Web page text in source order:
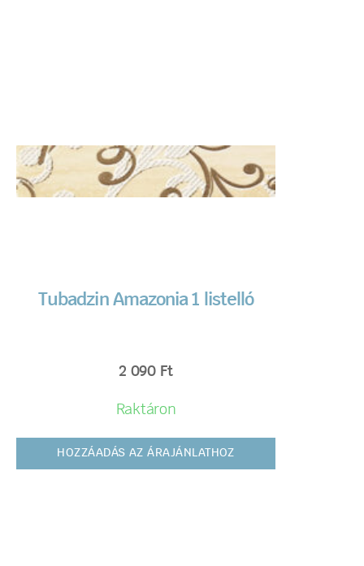
Tubadzin Amazonia 1 listelló
2 090 Ft
Raktáron
HOZZÁADÁS AZ ÁRAJÁNLATHOZ